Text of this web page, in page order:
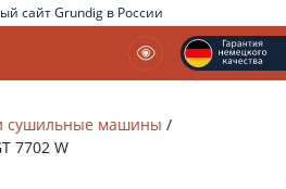
сайт Grundig в России
сушильные машины /
7702 W